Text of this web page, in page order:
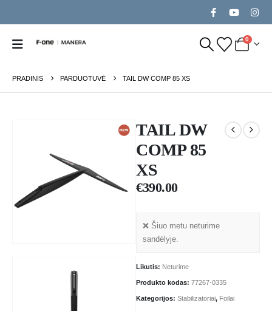
0
PRADINIS PARDUOTUVĖ TAIL DW COMP 85 XS
TAIL DW
COMP 85
XS
€390.00
❌ Šiuo metu neturime
sandėlyje.
Likutis: Neturime
Produkto kodas: 77267-0335
Kategorijos: Stabilizatoriai, Foilai